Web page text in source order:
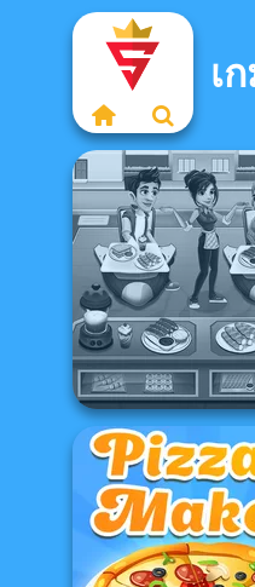
เ
Cooking Cafe